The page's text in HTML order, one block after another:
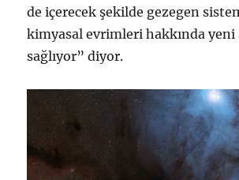
de içerecek şekilde gezegen
kimyasal evrimleri hakkında yeni
sağlıyor” diyor.